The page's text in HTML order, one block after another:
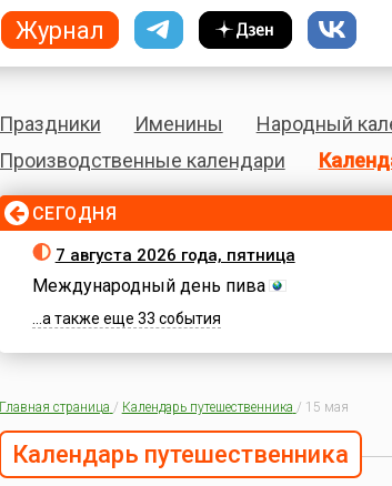
Праздники Именины Народный
Производственные календари
СЕГОДНЯ
7 августа 2026 года, пятница
Международный день пива
...а также еще 33 события
Главная страница / Календарь путешественника / 15 мая
Календарь путешественника
Журнал